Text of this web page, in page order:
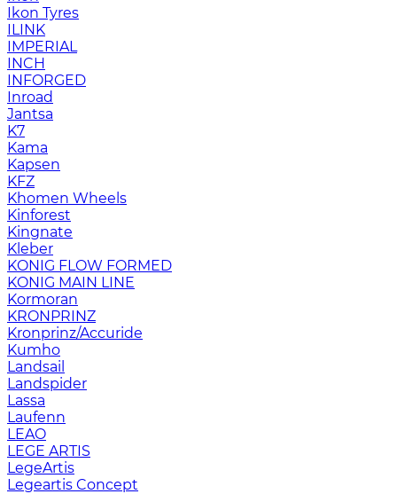
Ikon Tyres
ILINK
IMPERIAL
INCH
INFORGED
Inroad
Jantsa
K7
Kama
Kapsen
KFZ
Khomen Wheels
Kinforest
Kingnate
Kleber
KONIG FLOW FORMED
KONIG MAIN LINE
Kormoran
KRONPRINZ
Kronprinz/Accuride
Kumho
Landsail
Landspider
Lassa
Laufenn
LEAO
LEGE ARTIS
LegeArtis
Legeartis Concept